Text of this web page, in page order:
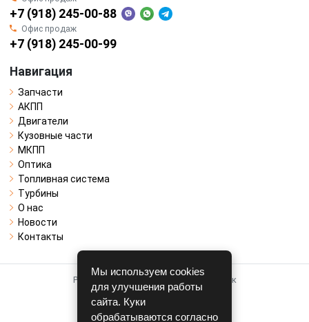
+7 (918) 245-00-88
Офис продаж
+7 (918) 245-00-99
Навигация
Запчасти
АКПП
Двигатели
Кузовные части
МКПП
Оптика
Топливная система
Турбины
О нас
Новости
Контакты
Работает на системе для авторазборок
CARRO.БИЗНЕС
Полная версия
Мы используем cookies
для улучшения работы
сайта. Куки
обрабатываются согласно